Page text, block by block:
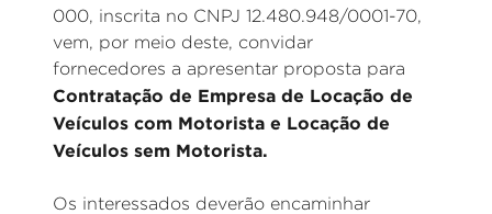
000, inscrita no CNPJ 12.480.948/0001-70,
vem, por meio deste, convidar
fornecedores a apresentar proposta para
Contratação de Empresa de Locação de
Veículos com Motorista e Locação de
Veículos sem Motorista.
Os interessados deverão encaminhar